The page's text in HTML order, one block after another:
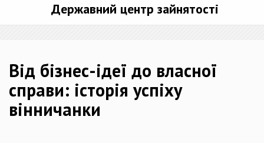
Державний центр зайнятості
Від бізнес-ідеї до власної
справи: історія успіху
вінничанки